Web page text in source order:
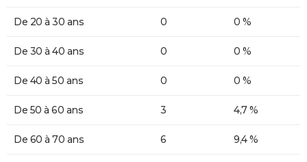
De 20 à 30 ans 0 0 %
De 30 à 40 ans 0 0 %
De 40 à 50 ans 0 0 %
De 50 à 60 ans 3 4,7 %
De 60 à 70 ans 6 9,4 %